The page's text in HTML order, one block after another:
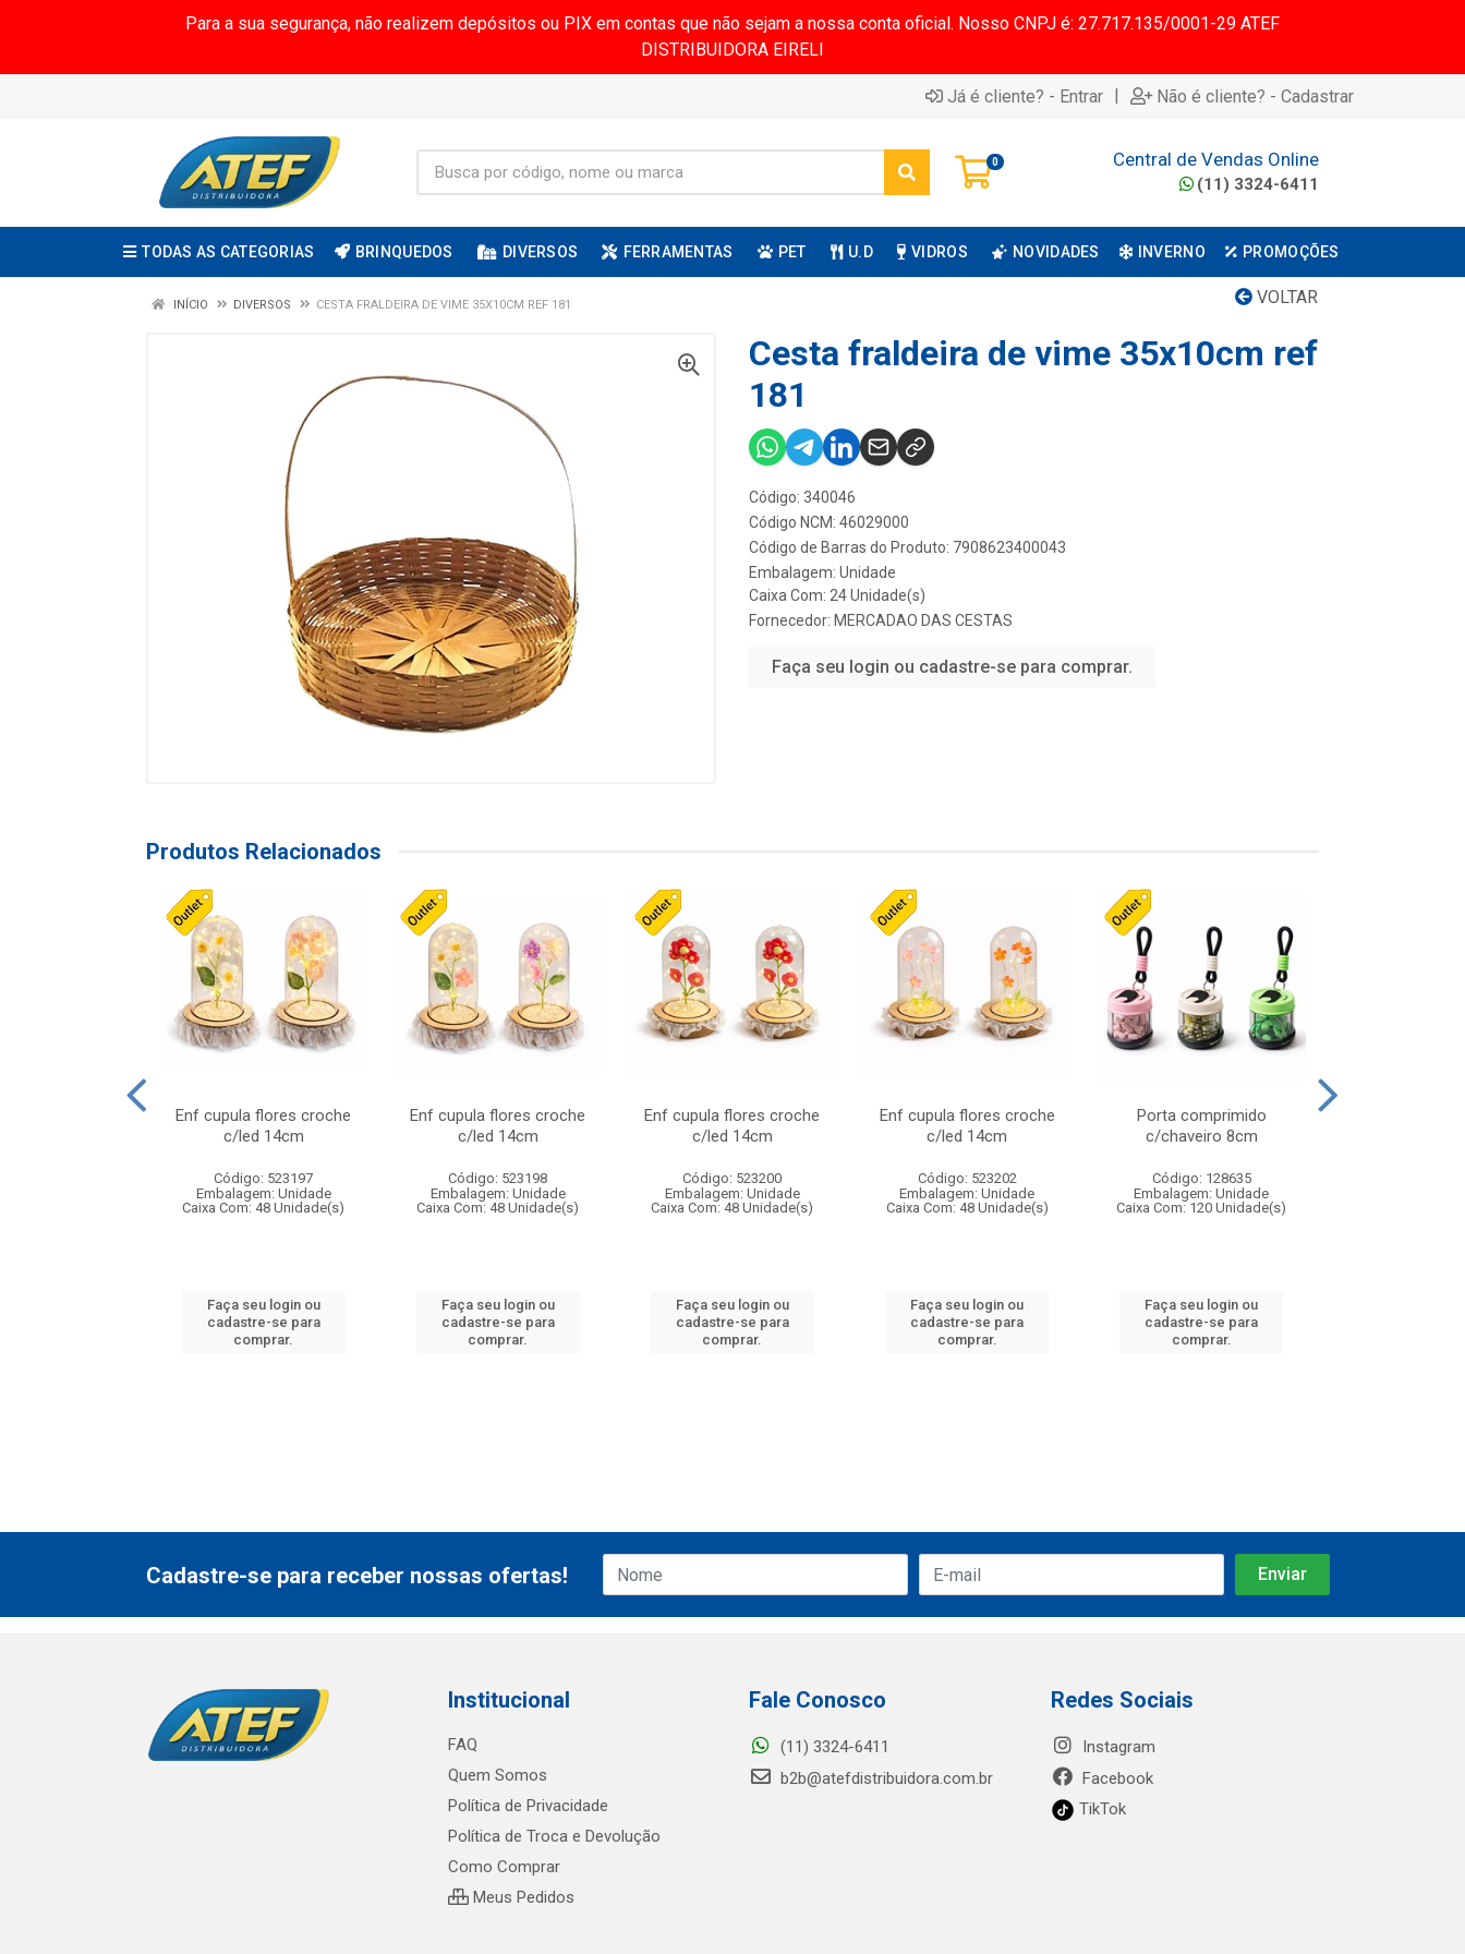
Para a sua segurança, não realizem depósitos ou PIX em contas que não sejam a nossa conta oficial. Nosso CNPJ é: 27.717.135/0001-29 ATEF
DISTRIBUIDORA EIRELI
Já é cliente? - Entrar | Não é cliente? - Cadastrar
0 Central de Vendas Online
(11) 3324-6411
TODAS AS CATEGORIAS BRINQUEDOS DIVERSOS FERRAMENTAS PET U.D VIDROS NOVIDADES INVERNO PROMOÇÕES
VOLTAR
INÍCIO DIVERSOS CESTA FRALDEIRA DE VIME 35X10CM REF 181
Cesta fraldeira de vime 35x10cm ref
181
Código: 340046
Código NCM: 46029000
Código de Barras do Produto: 7908623400043
Embalagem: Unidade
Caixa Com: 24 Unidade(s)
Fornecedor: MERCADAO DAS CESTAS
Faça seu login ou cadastre-se para comprar.
Produtos Relacionados
Enf cupula flores croche
c/led 14cm
Código: 523197
Embalagem: Unidade
Caixa Com: 48 Unidade(s)
Faça seu login ou
cadastre-se para
comprar.
Enf cupula flores croche
c/led 14cm
Código: 523198
Embalagem: Unidade
Caixa Com: 48 Unidade(s)
Faça seu login ou
cadastre-se para
comprar.
Enf cupula flores croche
c/led 14cm
Código: 523200
Embalagem: Unidade
Caixa Com: 48 Unidade(s)
Faça seu login ou
cadastre-se para
comprar.
Enf cupula flores croche
c/led 14cm
Código: 523202
Embalagem: Unidade
Caixa Com: 48 Unidade(s)
Faça seu login ou
cadastre-se para
comprar.
Porta comprimido
c/chaveiro 8cm
Código: 128635
Embalagem: Unidade
Caixa Com: 120 Unidade(s)
Faça seu login ou
cadastre-se para
comprar.
Cadastre-se para receber nossas ofertas!
Institucional
FAQ
Quem Somos
Política de Privacidade
Política de Troca e Devolução
Como Comprar
Meus Pedidos
Fale Conosco
(11) 3324-6411
b2b@atefdistribuidora.com.br
Redes Sociais
Instagram
Facebook
TikTok